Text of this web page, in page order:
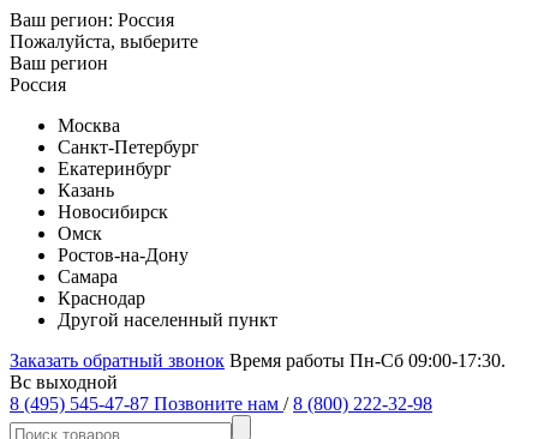
Ваш регион: Россия
Пожалуйста, выберите
Ваш регион
Россия
Москва
Санкт-Петербург
Екатеринбург
Казань
Новосибирск
Омск
Ростов-на-Дону
Самара
Краснодар
Другой населенный пункт
Заказать обратный звонок Время работы Пн-Сб 09:00-17:30.
Вс выходной
8 (495) 545-47-87 Позвоните нам / 8 (800) 222-32-98